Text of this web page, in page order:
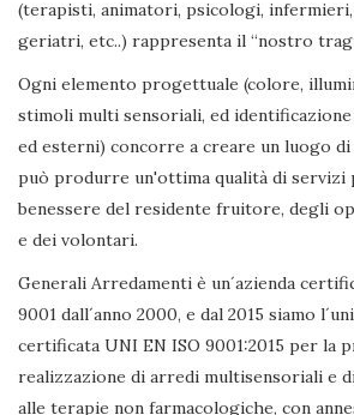
(terapisti, animatori, psicologi,
geriatri, etc..) rappresenta il “nostro
Ogni elemento progettuale (colore,
stimoli multi sensoriali, ed
ed esterni) concorre a creare un luogo
può produrre un'ottima qualità di
benessere del residente fruitore, degli
e dei volontari.
Generali Arredamenti è un´azienda
9001 dall´anno 2000, e dal 2015 siamo
certificata UNI EN ISO 9001:2015 per la
realizzazione di arredi multisensoriali e
alle terapie non farmacologiche, con